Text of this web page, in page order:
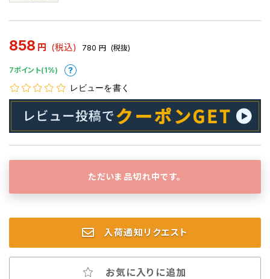
858 円 (税込) 780 円 (税抜)
7ポイント(1%)
レビューを書く
ただいま品切れ中です。
入荷通知リクエスト
お気に入りに追加